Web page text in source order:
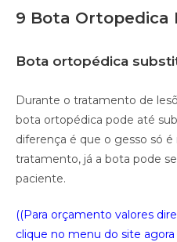
9 Bota Ortopedica
Bota ortopédica
Durante o tratamento de
bota ortopédica pode até
diferença é que o gesso só
tratamento, já a bota pode
paciente.
((Para orçamento valores
clique no menu do site agora